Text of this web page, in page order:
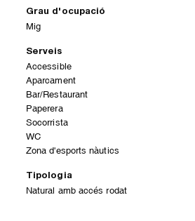
Grau d'ocupació
Mig
Serveis
Accessible
Aparcament
Bar/Restaurant
Paperera
Socorrista
WC
Zona d'esports nàutics
Tipologia
Natural amb accés rodat